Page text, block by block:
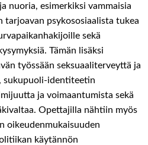
nuoria, esimerkiksi vammaisia
psykososiaalista tukea
sekä
Tämän lisäksi
työssään seksuaaliterveyttä ja
identiteetin
ja voimaantumista sekä
Opettajilla nähtiin myös
oikeudenmukaisuuden
käytännön